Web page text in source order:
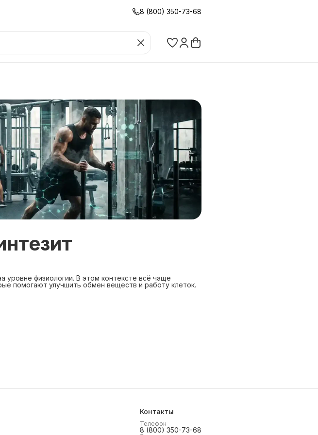
8 (800) 350-73-68
физиологии. В этом контексте всё чаще
помогают улучшить обмен веществ и работу клеток.
Контакты
Телефон
8 (800) 350-73-68